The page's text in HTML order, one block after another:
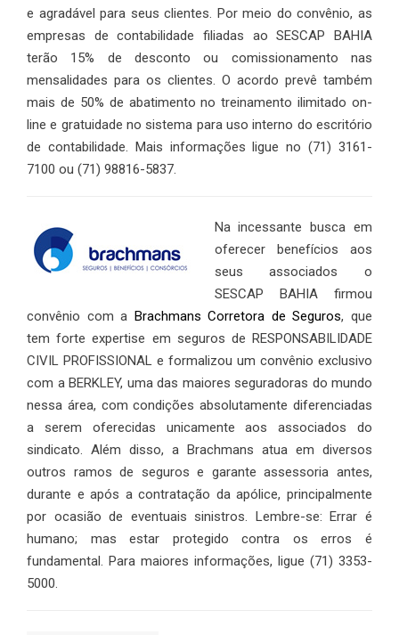
e agradável para seus clientes. Por meio do convênio, as
empresas de contabilidade filiadas ao SESCAP BAHIA
terão 15% de desconto ou comissionamento nas
mensalidades para os clientes. O acordo prevê também
mais de 50% de abatimento no treinamento ilimitado on-
line e gratuidade no sistema para uso interno do escritório
de contabilidade. Mais informações ligue no (71) 3161-
7100 ou (71) 98816-5837.
Na incessante busca em
oferecer benefícios aos
seus associados o
SESCAP BAHIA firmou
convênio com a Brachmans Corretora de Seguros, que
tem forte expertise em seguros de RESPONSABILIDADE
CIVIL PROFISSIONAL e formalizou um convênio exclusivo
com a BERKLEY, uma das maiores seguradoras do mundo
nessa área, com condições absolutamente diferenciadas
a serem oferecidas unicamente aos associados do
sindicato. Além disso, a Brachmans atua em diversos
outros ramos de seguros e garante assessoria antes,
durante e após a contratação da apólice, principalmente
por ocasião de eventuais sinistros. Lembre-se: Errar é
humano; mas estar protegido contra os erros é
fundamental. Para maiores informações, ligue (71) 3353-
5000.